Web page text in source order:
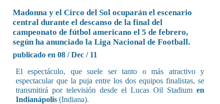
Madonna y el Circo del Sol ocuparán el escenario
central durante el descanso de la final del
campeonato de fútbol americano el 5 de febrero,
según ha anunciado la Liga Nacional de Football.
publicado en 08 / Dec / 11
El espectáculo, que suele ser tanto o más atractivo y
espectacular que la puja entre los dos equipos finalistas, se
transmitirá por televisión desde el Lucas Oil Stadium en
Indianápolis (Indiana).